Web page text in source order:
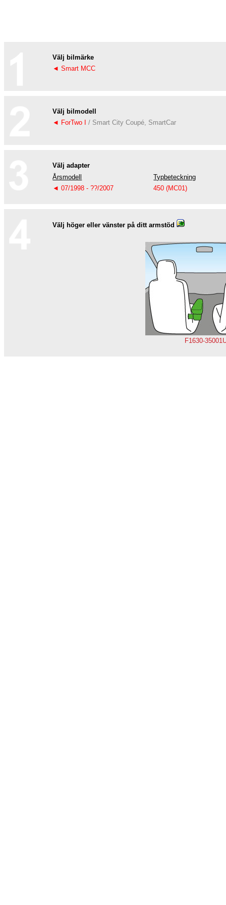
Välj bilmärke
◄ Smart MCC
Välj bilmodell
◄ ForTwo I
/ Smart City Coupé, SmartCar
Välj adapter
Årsmodell
Typbeteckning
◄ 07/1998 - ??/2007
450 (MC01)
Välj höger eller vänster på ditt armstöd
F1630-